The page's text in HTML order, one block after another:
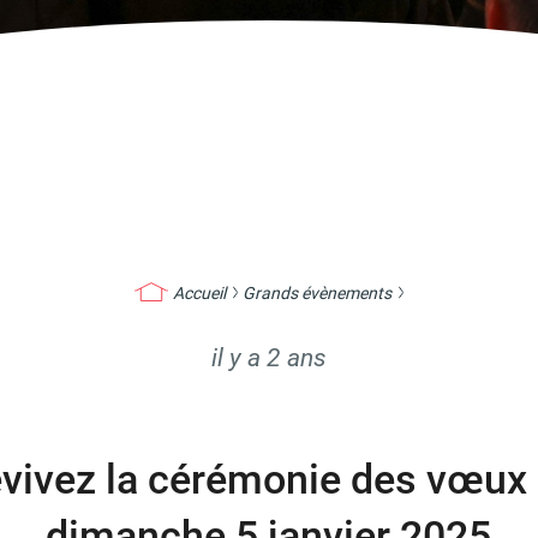
Accueil Grands évènements
il y a 2 ans
la cérémonie des vœux